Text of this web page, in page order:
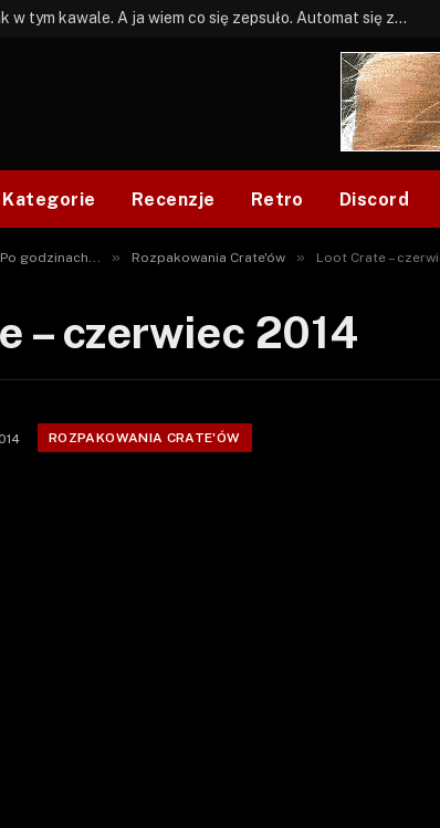
BONUS: Jak w tym kawale. A ja wiem co się zepsuło. Automat się zepsuł.
Kategorie Recenzje Retro Discord
Po godzinach... » Rozpakowania Crate'ów » Loot Crate –
– czerwiec 2014
ROZPAKOWANIA CRATE'ÓW